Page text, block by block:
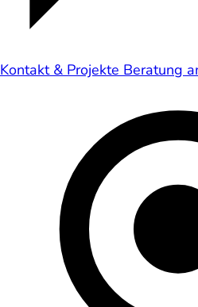
Kontakt & Projekte Beratung